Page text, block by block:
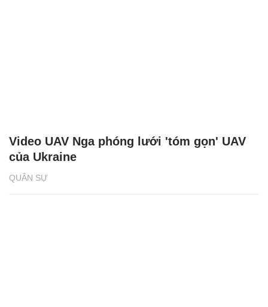
QUÂN SỰ
Video UAV Nga phóng lưới 'tóm gọn' UAV
của Ukraine